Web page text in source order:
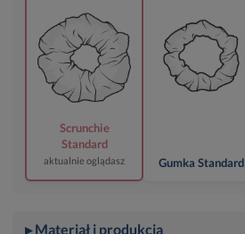
Scrunchie
Standard
aktualnie oglądasz Gumka Standard
▸ Materiał i produkcja